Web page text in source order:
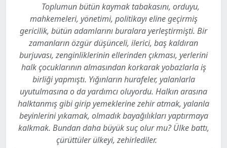
Toplumun bütün kaymak tabakasını, orduyu,
mahkemeleri, yönetimi, politikayı eline geçirmiş
gericilik, bütün adamlarını buralara yerleştirmişti. Bir
zamanların özgür düşünceli, ilerici, baş kaldıran
burjuvası, zenginliklerinin ellerinden çıkması, yerlerini
halk çocuklarının almasından korkarak yobazlarla iş
birliği yapmıştı. Yığınların hurafeler, yalanlarla
uyutulmasına o da yardımcı oluyordu. Halkın arasına
halktanmış gibi girip yemeklerine zehir atmak, yalanla
beyinlerini yıkamak, olmadık bayağılıkları yaptırmaya
kalkmak. Bundan daha büyük suç olur mu? Ülke battı,
çürüttüler ülkeyi, zehirlediler.